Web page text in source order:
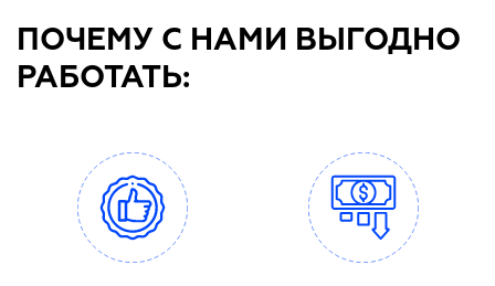
ПОЧЕМУ С НАМИ ВЫГОДНО
РАБОТАТЬ: